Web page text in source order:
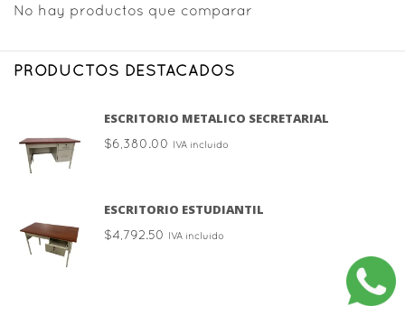
No hay productos que comparar
PRODUCTOS DESTACADOS
ESCRITORIO METALICO SECRETARIAL
$6,380.00 IVA incluido
ESCRITORIO ESTUDIANTIL
$4,792.50 IVA incluido